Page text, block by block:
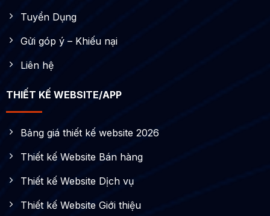
Tuyển Dụng
Gửi góp ý – Khiếu nại
Liên hệ
THIẾT KẾ WEBSITE/APP
Bảng giá thiết kế website 2026
Thiết kế Website Bán hàng
Thiết kế Website Dịch vụ
Thiết kế Website Giới thiệu